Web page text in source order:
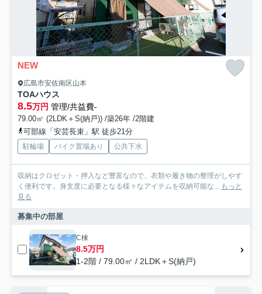
NEW
広島市安佐南区山本
TOAハウス
8.5万円 管理/共益費-
79.00㎡ (2LDK＋S(納戸)) /築26年 /2階建
可部線「安芸長束」駅 徒歩21分
駐輪場 バイク置場あり 公共下水
収納はクロゼット・押入など豊富なので、衣類や履き物の整理がしやす
く便利です。身支度に必要となる様々なアイテムを収納可能な... もっと
見る
募集中の部屋
C棟
8.5万円
1-2階 / 79.00㎡ / 2LDK＋S(納戸)